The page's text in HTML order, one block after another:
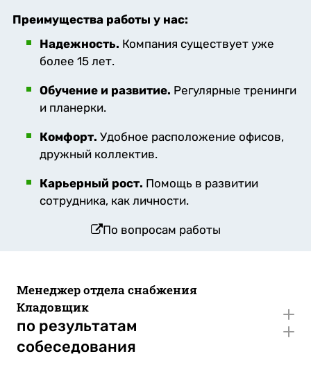
Преимущества работы у нас:
Надежность. Компания существует уже
более 15 лет.
Обучение и развитие. Регулярные тренинги
и планерки.
Комфорт. Удобное расположение офисов,
дружный коллектив.
Карьерный рост. Помощь в развитии
сотрудника, как личности.
По вопросам работы
Менеджер отдела снабжения
Кладовщик
по результатам
собеседования